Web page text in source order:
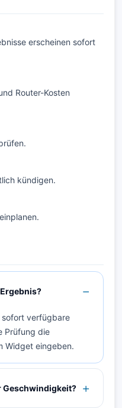
erscheinen sofort
Router-Kosten
kündigen.
sofort verfügbare
Prüfung die
Widget eingeben.
Geschwindigkeit?